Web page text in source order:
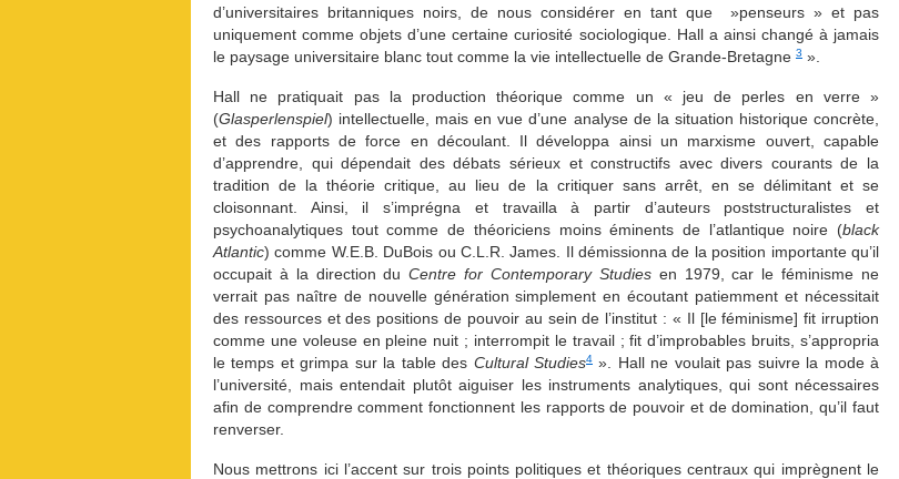
d’universitaires britanniques noirs, de nous considérer en tant que »penseurs » et pas
uniquement comme objets d’une certaine curiosité sociologique. Hall a ainsi changé à jamais
le paysage universitaire blanc tout comme la vie intellectuelle de Grande-Bretagne 3 ».
Hall ne pratiquait pas la production théorique comme un « jeu de perles en verre »
(Glasperlenspiel) intellectuelle, mais en vue d’une analyse de la situation historique concrète,
et des rapports de force en découlant. Il développa ainsi un marxisme ouvert, capable
d’apprendre, qui dépendait des débats sérieux et constructifs avec divers courants de la
tradition de la théorie critique, au lieu de la critiquer sans arrêt, en se délimitant et se
cloisonnant. Ainsi, il s’imprégna et travailla à partir d’auteurs poststructuralistes et
psychoanalytiques tout comme de théoriciens moins éminents de l’atlantique noire (black
Atlantic) comme W.E.B. DuBois ou C.L.R. James. Il démissionna de la position importante qu’il
occupait à la direction duCentre for Contemporary Studiesen 1979, car le féminisme ne
verrait pas naître de nouvelle génération simplement en écoutant patiemment et nécessitait
des ressources et des positions de pouvoir au sein de l’institut : « Il [le féminisme] fit irruption
comme une voleuse en pleine nuit ; interrompit le travail ; fit d’improbables bruits, s’appropria
le temps et grimpa sur la table des Cultural Studies4 ». Hall ne voulait pas suivre la mode à
l’université, mais entendait plutôt aiguiser les instruments analytiques, qui sont nécessaires
afin de comprendre comment fonctionnent les rapports de pouvoir et de domination, qu’il faut
renverser.
Nous mettrons ici l’accent sur trois points politiques et théoriques centraux qui imprègnent le